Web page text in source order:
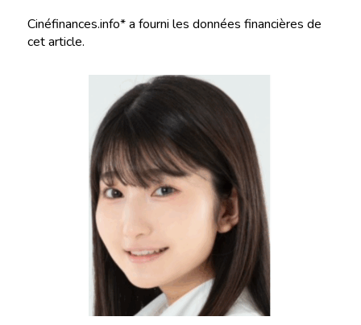
Cinéfinances.info* a fourni les données financières de
cet article.